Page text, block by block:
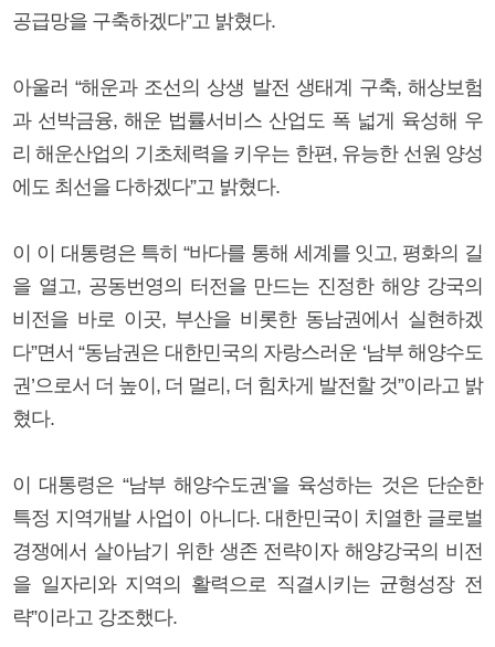
공급망을 구축하겠다”고 밝혔다.
아울러 “해운과 조선의 상생 발전 생태계 구축, 해상보험
과 선박금융, 해운 법률서비스 산업도 폭 넓게 육성해 우
리 해운산업의 기초체력을 키우는 한편, 유능한 선원 양성
에도 최선을 다하겠다”고 밝혔다.
이 이 대통령은 특히 “바다를 통해 세계를 잇고, 평화의 길
을 열고, 공동번영의 터전을 만드는 진정한 해양 강국의
비전을 바로 이곳, 부산을 비롯한 동남권에서 실현하겠
다”면서 “동남권은 대한민국의 자랑스러운 ‘남부 해양수도
권’으로서 더 높이, 더 멀리, 더 힘차게 발전할 것”이라고 밝
혔다.
이 대통령은 “남부 해양수도권’을 육성하는 것은 단순한
특정 지역개발 사업이 아니다. 대한민국이 치열한 글로벌
경쟁에서 살아남기 위한 생존 전략이자 해양강국의 비전
을 일자리와 지역의 활력으로 직결시키는 균형성장 전
략”이라고 강조했다.